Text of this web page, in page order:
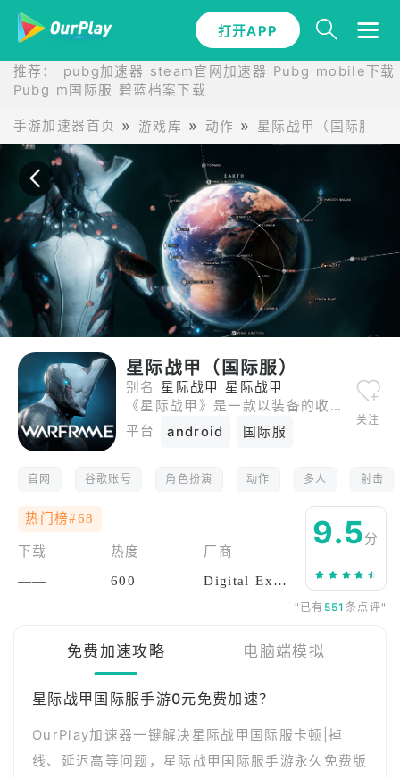
打开APP
推荐： pubg加速器 steam官网加速器 Pubg mobile下载
Pubg m国际服 碧蓝档案下载
手游加速器首页 游戏库 动作 星际战甲（国际服）
打开APP
星际战甲（国际服）
别名 星际战甲 星际战甲
《星际战甲》是一款以装备的收集搭配为主要乐趣的科幻题材MMORPG
平台
android 国际服
关注
官网 谷歌账号 角色扮演 动作 多人 射击
热门榜#68
下载
——
热度
600
厂商
Digital Extremes
9.5分
"已有 551 条点评"
免费加速攻略 电脑端模拟
星际战甲国际服手游0元免费加速？
OurPlay加速器一键解决星际战甲国际服卡顿|掉
线、延迟高等问题，星际战甲国际服手游永久免费版